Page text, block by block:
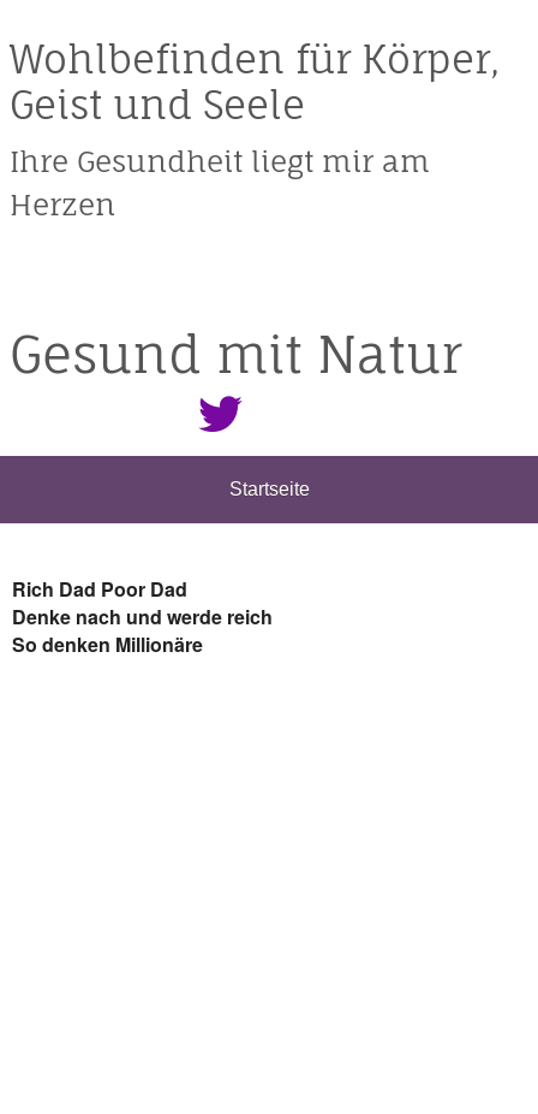
Wohlbefinden für Körper,
Geist und Seele
Ihre Gesundheit liegt mir am
Herzen
Gesund mit Natur
Startseite
Rich Dad Poor Dad
Denke nach und werde reich
So denken Millionäre